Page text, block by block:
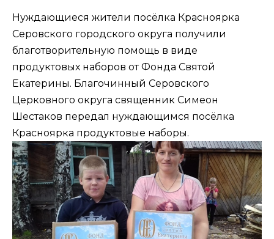
Нуждающиеся жители посёлка Красноярка
Серовского городского округа получили
благотворительную помощь в виде
продуктовых наборов от Фонда Святой
Екатерины. Благочинный Серовского
Церковного округа священник Симеон
Шестаков передал нуждающимся посёлка
Красноярка продуктовые наборы.